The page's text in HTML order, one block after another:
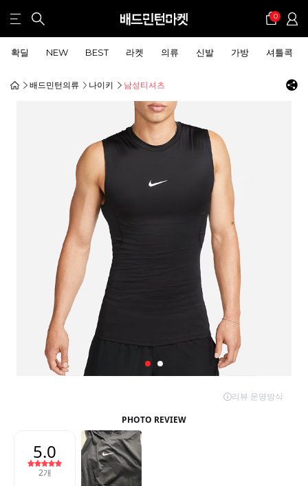
0
확딜 NEW BEST 라켓 의류 신발 가방 셔틀콕
배드민턴의류 나이키 남성티셔츠